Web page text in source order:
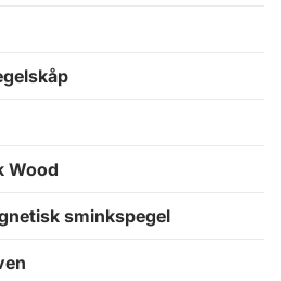
Wood
sminkspegel